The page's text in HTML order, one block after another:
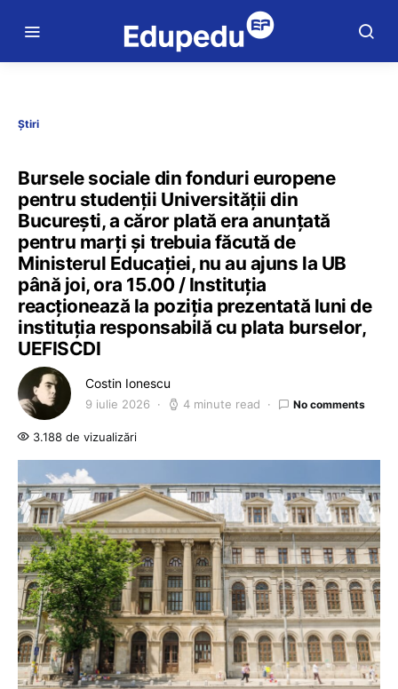
Știri
Bursele sociale din fonduri europene
pentru studenții Universității din
București, a căror plată era anunțată
pentru marți și trebuia făcută de
Ministerul Educației, nu au ajuns la UB
până joi, ora 15.00 / Instituția
reacționează la poziția prezentată luni de
instituția responsabilă cu plata burselor,
UEFISCDI
Costin Ionescu
9 iulie 2026 4 minute read No comments
3.188 de vizualizări